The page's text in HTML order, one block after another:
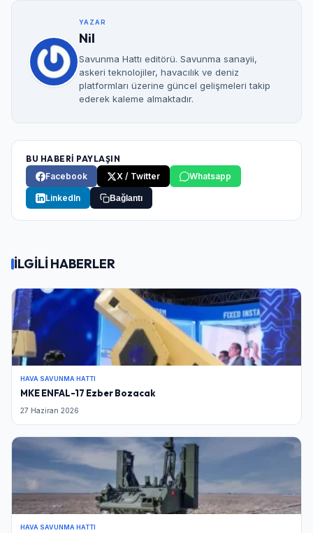
YAZAR
Nil
Savunma Hattı editörü. Savunma sanayii,
askeri teknolojiler, havacılık ve deniz
platformları üzerine güncel gelişmeleri takip
ederek kaleme almaktadır.
BU HABERİ PAYLAŞIN
Facebook
X / Twitter Whatsapp
LinkedIn Bağlantı
İLGİLİ HABERLER
HAVA SAVUNMA HATTI
MKE ENFAL-17 Ezber Bozacak
27 Haziran 2026
HAVA SAVUNMA HATTI